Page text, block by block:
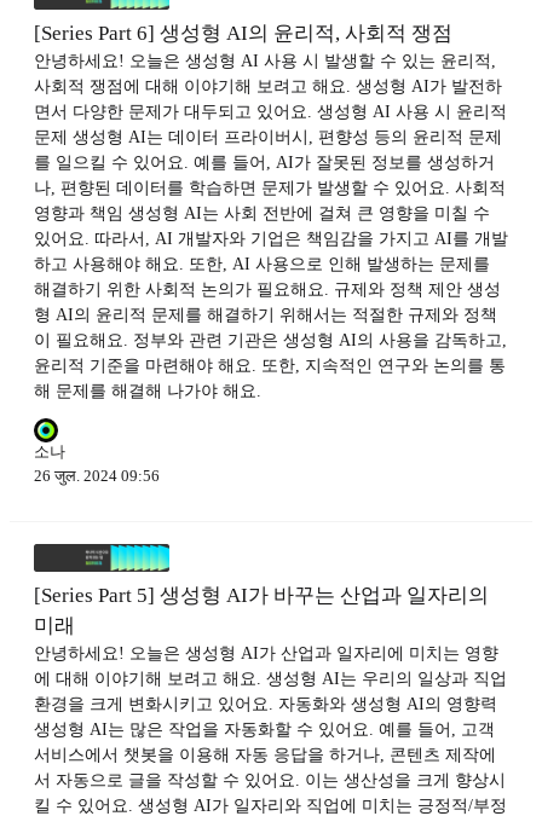
[Series Part 6] 생성형 AI의 윤리적, 사회적 쟁점
안녕하세요! 오늘은 생성형 AI 사용 시 발생할 수 있는 윤리적,
사회적 쟁점에 대해 이야기해 보려고 해요. 생성형 AI가 발전하
면서 다양한 문제가 대두되고 있어요. 생성형 AI 사용 시 윤리적
문제 생성형 AI는 데이터 프라이버시, 편향성 등의 윤리적 문제
를 일으킬 수 있어요. 예를 들어, AI가 잘못된 정보를 생성하거
나, 편향된 데이터를 학습하면 문제가 발생할 수 있어요. 사회적
영향과 책임 생성형 AI는 사회 전반에 걸쳐 큰 영향을 미칠 수
있어요. 따라서, AI 개발자와 기업은 책임감을 가지고 AI를 개발
하고 사용해야 해요. 또한, AI 사용으로 인해 발생하는 문제를
해결하기 위한 사회적 논의가 필요해요. 규제와 정책 제안 생성
형 AI의 윤리적 문제를 해결하기 위해서는 적절한 규제와 정책
이 필요해요. 정부와 관련 기관은 생성형 AI의 사용을 감독하고,
윤리적 기준을 마련해야 해요. 또한, 지속적인 연구와 논의를 통
해 문제를 해결해 나가야 해요.
소나
26 जुल. 2024 09:56
[Series Part 5] 생성형 AI가 바꾸는 산업과 일자리의
미래
안녕하세요! 오늘은 생성형 AI가 산업과 일자리에 미치는 영향
에 대해 이야기해 보려고 해요. 생성형 AI는 우리의 일상과 직업
환경을 크게 변화시키고 있어요. 자동화와 생성형 AI의 영향력
생성형 AI는 많은 작업을 자동화할 수 있어요. 예를 들어, 고객
서비스에서 챗봇을 이용해 자동 응답을 하거나, 콘텐츠 제작에
서 자동으로 글을 작성할 수 있어요. 이는 생산성을 크게 향상시
킬 수 있어요. 생성형 AI가 일자리와 직업에 미치는 긍정적/부정